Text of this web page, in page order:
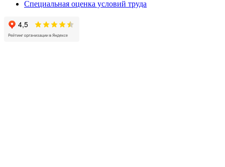
Специальная оценка условий труда